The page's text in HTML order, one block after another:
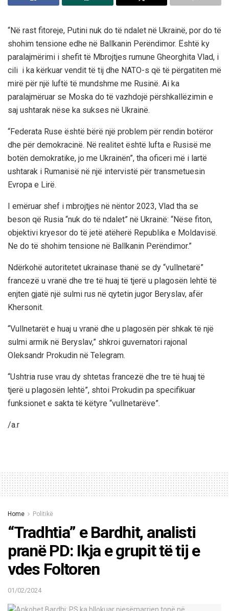
“Në rast fitoreje, Putini nuk do të ndalet në Ukrainë, por do të
shohim tensione edhe në Ballkanin Perëndimor. Është ky
paralajmërimi i shefit të Mbrojtjes rumune Gheorghita Vlad, i
cili i ka kërkuar vendit të tij dhe NATO-s që të përgatiten më
mirë për një luftë të mundshme me Rusinë. Ai ka
paralajmëruar se Moska do të vazhdojë përshkallëzimin e
saj ushtarak nëse ka sukses në Ukrainë.
“Federata Ruse është bërë një problem për rendin botëror
dhe për demokracinë. Në realitet është lufta e Rusisë me
botën demokratike, jo me Ukrainën”, tha oficeri më i lartë
ushtarak i Rumanisë në një intervistë për transmetuesin
Evropa e Lirë.
I emëruar shef i mbrojtjes në nëntor 2023, Vlad tha se
beson që Rusia “nuk do të ndalet” në Ukrainë: “Nëse fiton,
objektivi kryesor do të jetë atëherë Republika e Moldavisë.
Ne do të shohim tensione në Ballkanin Perëndimor.”
Ndërkohë autoritetet ukrainase thanë se dy “vullnetarë”
francezë u vranë dhe tre të huaj të tjerë u plagosën lehtë të
enjten gjatë një sulmi rus në qytetin jugor Beryslav, afër
Khersonit.
“Vullnetarët e huaj u vranë dhe u plagosën për shkak të një
sulmi armik në Beryslav,” shkroi guvernatori rajonal
Oleksandr Prokudin në Telegram.
“Ushtria ruse vrau dy shtetas francezë dhe tre të huaj të
tjerë u plagosën lehtë”, shtoi Prokudin pa specifikuar
funksionet e sakta të këtyre “vullnetarëve”.
/a.r
Home Politikë
“Tradhtia” e Bardhit, analisti
pranë PD: Ikja e grupit të tij e
vdes Foltoren
01/02/2024